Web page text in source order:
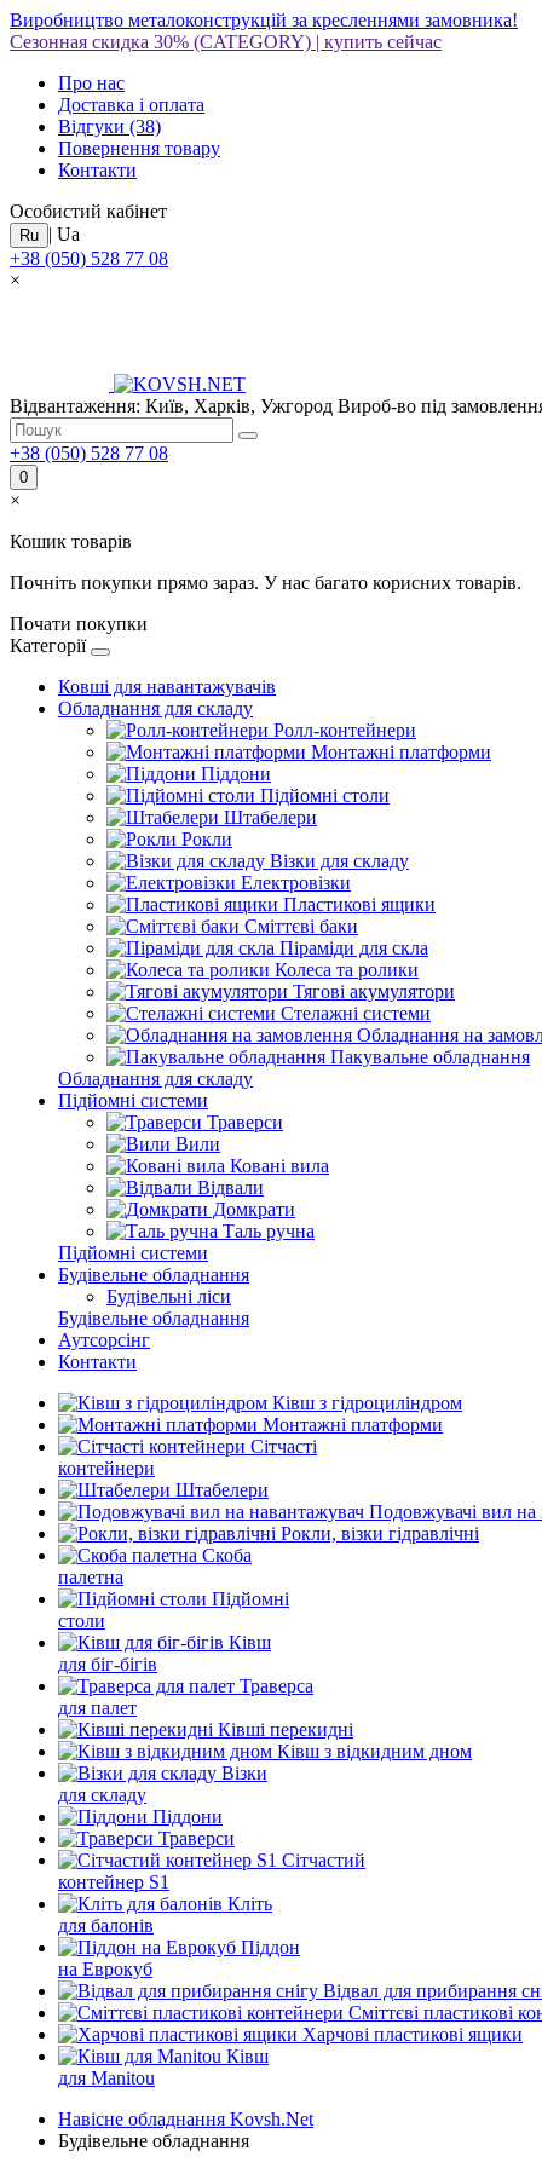
Виробництво металоконструкцій за кресленнями замовника!
Сезонная скидка 30% (CATEGORY) | купить сейчас
Про нас
Доставка і оплата
Відгуки (38)
Повернення товару
Контакти
Особистий кабінет
Ru | Ua
+38 (050) 528 77 08
×
Відвантаження: Київ, Харків, Ужгород Вироб-во під
+38 (050) 528 77 08
0
×
Кошик товарів
Почніть покупки прямо зараз. У нас багато корисних товарів.
Почати покупки
Категорії
Ковші для навантажувачів
Обладнання для складу
Ролл-контейнери
Монтажні платформи
Піддони
Підйомні столи
Штабелери
Рокли
Візки для складу
Електровізки
Пластикові ящики
Сміттєві баки
Піраміди для скла
Колеса та ролики
Тягові акумулятори
Стелажні системи
Обладнання на
Пакувальне обладнання
Обладнання для складу
Підйомні системи
Траверси
Вили
Ковані вила
Відвали
Домкрати
Таль ручна
Підйомні системи
Будівельне обладнання
Будівельні ліси
Будівельне обладнання
Аутсорсінг
Контакти
Ківш з гідроциліндром
Монтажні платформи
Сітчасті
контейнери
Штабелери
Подовжувачі вил на
Рокли, візки гідравлічні
Скоба
палетна
Підйомні
столи
Ківш
для біг-бігів
Траверса
для палет
Ківші перекидні
Ківш з відкидним дном
Візки
для складу
Піддони
Траверси
Сітчастий
контейнер S1
Кліть
для балонів
Піддон
на Еврокуб
Відвал для прибирання
Cміттєві пластикові
Харчові пластикові ящики
Ківш
для Manitou
Навісне обладнання Kovsh.Net
Будівельне обладнання